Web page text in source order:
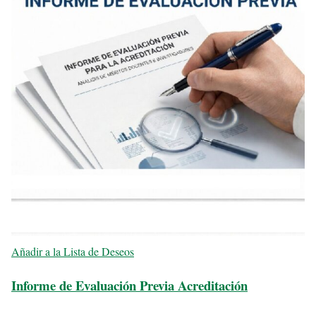
Añadir a la Lista de Deseos
Informe de Evaluación Previa Acreditación